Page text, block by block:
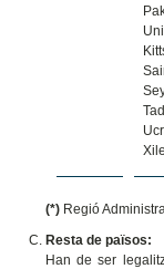
(*) Regió
Resta de països:
Han de ser